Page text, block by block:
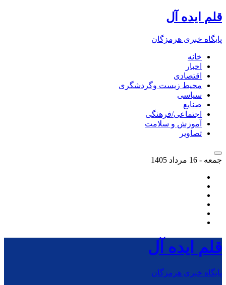
قلم ایده آل
پایگاه خبری هرمزگان
خانه
اخبار
اقتصادی
محیط زیست وگردشگری
سیاسی
صنایع
اجتماعی/فرهنگی
آموزش و سلامت
تصاویر
جمعه - 16 مرداد 1405
قلم ایده آل
پایگاه خبری هرمزگان